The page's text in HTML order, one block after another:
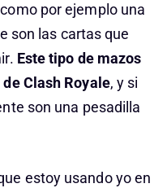
por ejemplo una
son las cartas que
Este tipo de mazos
Clash Royale, y si
son una pesadilla
estoy usando yo en